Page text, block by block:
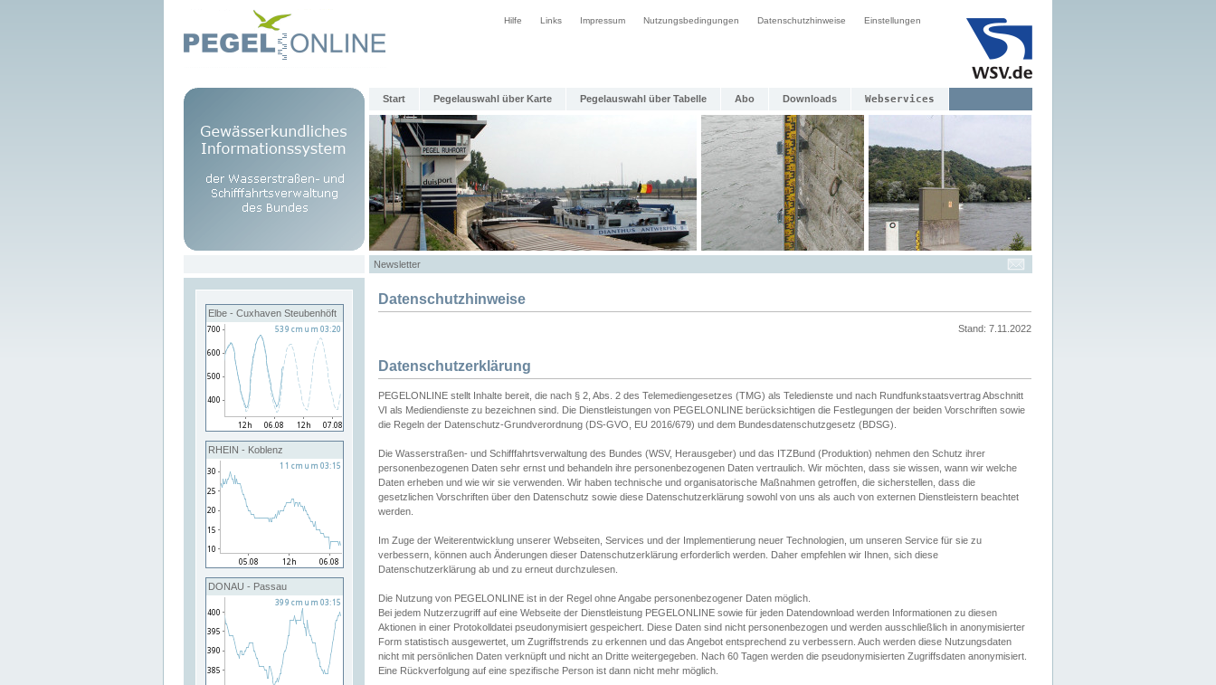
Hilfe Links Impressum Nutzungsbedingungen Datenschutzhinweise Einstellungen
Start Pegelauswahl über Karte Pegelauswahl über Tabelle Abo Downloads Webservices
Newsletter
Elbe - Cuxhaven Steubenhöft
RHEIN - Koblenz
DONAU - Passau
Datenschutzhinweise
Stand: 7.11.2022
Datenschutzerklärung
PEGELONLINE stellt Inhalte bereit, die nach § 2, Abs. 2 des Telemediengesetzes (TMG) als Teledienste und nach Rundfunkstaatsvertrag Abschnitt
VI als Mediendienste zu bezeichnen sind. Die Dienstleistungen von PEGELONLINE berücksichtigen die Festlegungen der beiden Vorschriften sowie
die Regeln der Datenschutz-Grundverordnung (DS-GVO, EU 2016/679) und dem Bundesdatenschutzgesetz (BDSG).
Die Wasserstraßen- und Schifffahrtsverwaltung des Bundes (WSV, Herausgeber) und das ITZBund (Produktion) nehmen den Schutz ihrer
personenbezogenen Daten sehr ernst und behandeln ihre personenbezogenen Daten vertraulich. Wir möchten, dass sie wissen, wann wir welche
Daten erheben und wie wir sie verwenden. Wir haben technische und organisatorische Maßnahmen getroffen, die sicherstellen, dass die
gesetzlichen Vorschriften über den Datenschutz sowie diese Datenschutzerklärung sowohl von uns als auch von externen Dienstleistern beachtet
werden.
Im Zuge der Weiterentwicklung unserer Webseiten, Services und der Implementierung neuer Technologien, um unseren Service für sie zu
verbessern, können auch Änderungen dieser Datenschutzerklärung erforderlich werden. Daher empfehlen wir Ihnen, sich diese
Datenschutzerklärung ab und zu erneut durchzulesen.
Die Nutzung von PEGELONLINE ist in der Regel ohne Angabe personenbezogener Daten möglich.
Bei jedem Nutzerzugriff auf eine Webseite der Dienstleistung PEGELONLINE sowie für jeden Datendownload werden Informationen zu diesen
Aktionen in einer Protokolldatei pseudonymisiert gespeichert. Diese Daten sind nicht personenbezogen und werden ausschließlich in anonymisierter
Form statistisch ausgewertet, um Zugriffstrends zu erkennen und das Angebot entsprechend zu verbessern. Auch werden diese Nutzungsdaten
nicht mit persönlichen Daten verknüpft und nicht an Dritte weitergegeben. Nach 60 Tagen werden die pseudonymisierten Zugriffsdaten anonymisiert.
Eine Rückverfolgung auf eine spezifische Person ist dann nicht mehr möglich.